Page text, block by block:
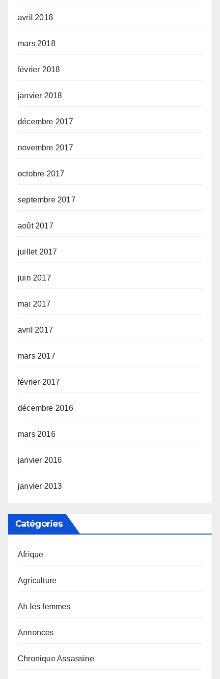
avril 2018
mars 2018
février 2018
janvier 2018
décembre 2017
novembre 2017
octobre 2017
septembre 2017
août 2017
juillet 2017
juin 2017
mai 2017
avril 2017
mars 2017
février 2017
décembre 2016
mars 2016
janvier 2016
janvier 2013
Catégories
Afrique
Agriculture
Ah les femmes
Annonces
Chronique Assassine